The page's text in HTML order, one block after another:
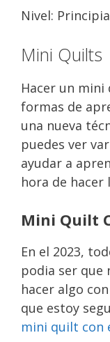
Nivel:
Mini Quilts
Hacer un mini
formas de
una nueva
puedes ver
ayudar a
hora de hacer
Mini Quilt
En el 2023,
podia ser que
hacer algo
que estoy
mini quilt con